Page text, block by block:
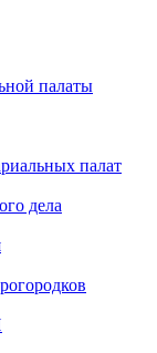
палаты
палат
дела